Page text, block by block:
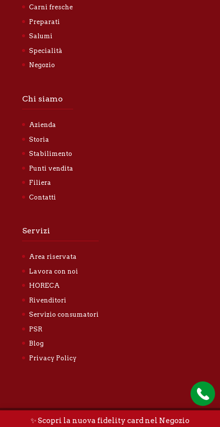
Carni fresche
Preparati
Salumi
Specialità
Negozio
Chi siamo
Azienda
Storia
Stabilimento
Punti vendita
Filiera
Contatti
Servizi
Area riservata
Lavora con noi
HORECA
Rivenditori
Servizio consumatori
PSR
Blog
Privacy Policy
Tallone Luigi & Figli S.n.c. |Privacy policy|Cookie
✨ Scopri la nuova fidelity card nel Negozio